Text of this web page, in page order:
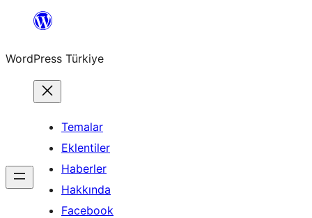
İçeriğe
WordPress Türkiye
Temalar
Eklentiler
Haberler
Hakkında
Facebook